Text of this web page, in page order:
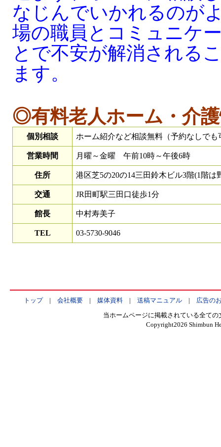
なじんでいかれるのが
場の職員とコミュニケ
とで不安が解消される
ます。
◎有料老人ホーム・介
個別相談 ホーム紹介など相談無料（予約なしでも
営業時間 月曜～金曜 午前10時～午後6時
住所 港区芝5の20の14三田鈴木ビル3階(1階は
交通 JR田町駅三田口徒歩1分
館長 中村寿美子
TEL 03-5730-9046
トップ| 会社概要| 媒体資料| 送稿マニュアル| 広告の
当ホームページに掲載されている全て
Copyright2026 Shimbun